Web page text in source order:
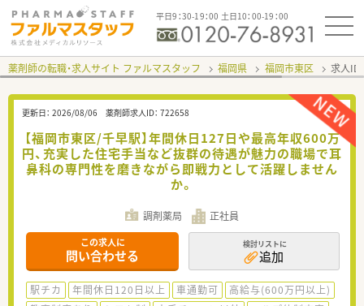
平日9：30-19：00 土日10：00-19：00
薬剤師の転職・求人サイト ファルマスタッフ 福岡県 福岡市東区 求人ID
更新日： 2026/08/06 薬剤師求人ID： 722658
【福岡市東区/千早駅】年間休日127日や最高年収600万
円、充実した住宅手当など抜群の待遇が魅力の職場で耳
鼻科の専門性を磨きながら即戦力として活躍しません
か。
調剤薬局 正社員
この求人に
問い合わせる
検討リストに
追加
駅チカ 年間休日120日以上 車通勤可
高給与(600万円以上)